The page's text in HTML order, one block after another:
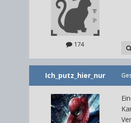
174
Ich_putz_hier_nur